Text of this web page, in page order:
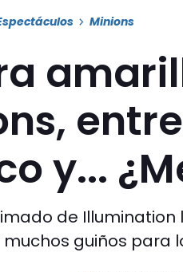
Minions
y...
de
muchos guiños para